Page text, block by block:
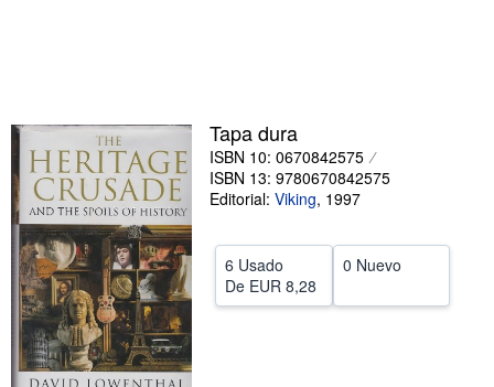
Vendedores
Comenzar a vender
Ayuda
Tapa dura
ISBN 10: 0670842575
ISBN 13: 9780670842575
Editorial: Viking, 1997
6 Usado
De EUR 8,28
0 Nuevo